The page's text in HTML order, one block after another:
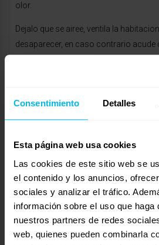
Consentimiento Detalles
Esta página web usa cookies
Las cookies de este sitio web se
el contenido y los anuncios,
sociales y analizar el tráfico.
información sobre el uso que haga
nuestros partners de redes
web, quienes pueden combinarla
olor.
Dejalo que se airee, ventila la
desaparecer, en caso contrario acude
http://www.maxcolchon.com
latiendadecolchones
Buenas tardes Sonia.
Totalmente deacuerdo con lo que ya